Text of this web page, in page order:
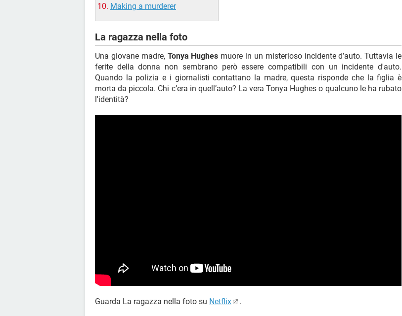
Making a murderer
La ragazza nella foto
Una giovane madre, Tonya Hughes muore in un misterioso incidente d’auto. Tuttavia le
ferite della donna non sembrano però essere compatibili con un incidente d'auto.
Quando la polizia e i giornalisti contattano la madre, questa risponde che la figlia è
morta da piccola. Chi c’era in quell’auto? La vera Tonya Hughes o qualcuno le ha rubato
l'identità?
Guarda La ragazza nella foto su Netflix .